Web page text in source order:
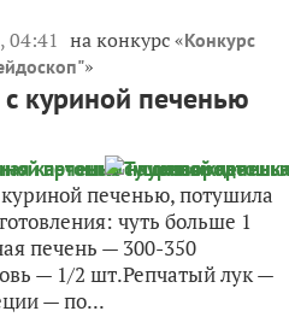
04:41 на конкурс «Конкурс
»
куриной печенью
печенью, потушила
чуть больше 1
печень — 300-350
— 1/2 шт.Репчатый лук —
— по...